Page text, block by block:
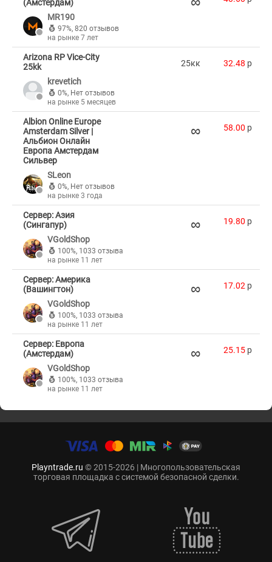
(Амстердам)
MR190
97%, 820 отзывов
на рынке 7 лет
Arizona RP Vice-City
25kk
krevetich
0%, Нет отзывов
на рынке 5 месяцев
25кк 32.48 p
Albion Online Europe
Amsterdam Silver |
Альбион Онлайн
Европа Амстердам
Сильвер
SLeon
0%, Нет отзывов
на рынке 3 года
∞ 58.00 p
Сервер: Азия
(Сингапур)
VGoldShop
100%, 1033 отзыва
на рынке 11 лет
∞ 19.80 p
Сервер: Америка
(Вашингтон)
VGoldShop
100%, 1033 отзыва
на рынке 11 лет
∞ 17.02 p
Сервер: Европа
(Амстердам)
VGoldShop
100%, 1033 отзыва
на рынке 11 лет
∞ 25.15 p
Playntrade.ru © 2015-2026 | Многопользовательская
торговая площадка с системой безопасной сделки.